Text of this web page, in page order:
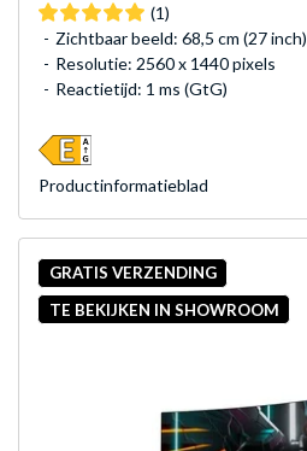
(1)
Zichtbaar beeld: 68,5 cm (27 inch)
Resolutie: 2560 x 1440 pixels
Reactietijd: 1 ms (GtG)
Product­informatieblad
GRATIS VERZENDING
TE BEKIJKEN IN SHOWROOM